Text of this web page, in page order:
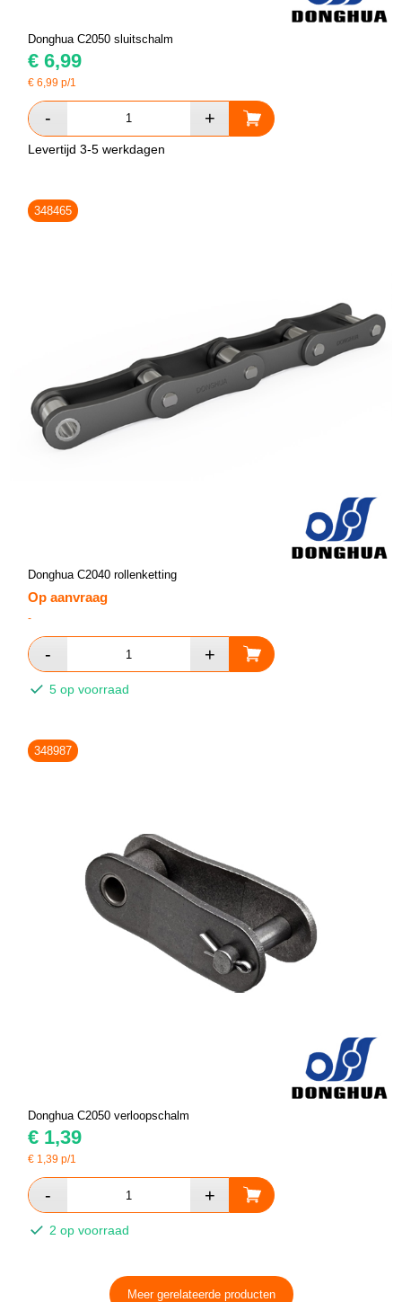
Donghua C2050 sluitschalm
€ 6,99
€6,99 p/1
Levertijd 3-5 werkdagen
348465
Donghua C2040 rollenketting
Op aanvraag
-
5 op voorraad
348987
Donghua C2050 verloopschalm
€ 1,39
€ 1,39 p/1
2 op voorraad
Meer gerelateerde producten